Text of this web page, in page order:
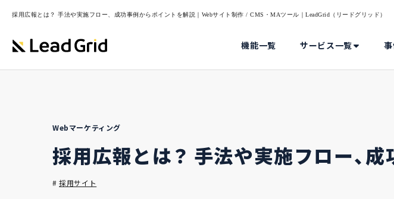
採用広報とは？ 手法や実施フロー、成功事例からポイントを解説｜Webサイト制作 / CMS・MAツール｜LeadGrid（リードグリッド）
機能一覧 サービス一覧
Webマーケティング
採用広報とは？ 手法や実施フロー、
#採用サイト